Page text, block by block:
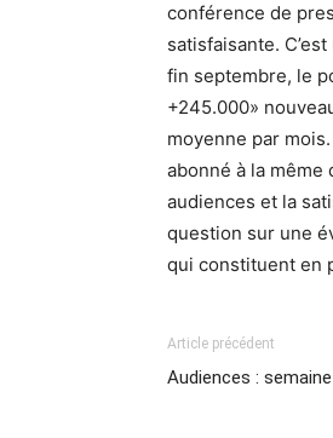
conférence de
satisfaisante.
fin septembre, le
+245.000»
moyenne par
abonné à la même
audiences et la
question sur une
qui constituent en
Article précédent
Audiences :